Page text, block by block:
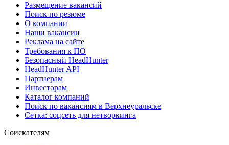
Размещение вакансий
Поиск по резюме
О компании
Наши вакансии
Реклама на сайте
Требования к ПО
Безопасный HeadHunter
HeadHunter API
Партнерам
Инвесторам
Каталог компаний
Поиск по вакансиям в Верхнеуральске
Сетка: соцсеть для нетворкинга
Соискателям